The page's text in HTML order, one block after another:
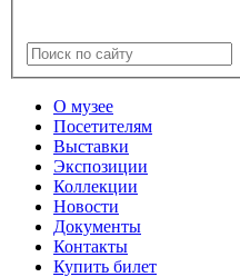
О музее
Посетителям
Выставки
Экспозиции
Коллекции
Новости
Документы
Контакты
Купить билет